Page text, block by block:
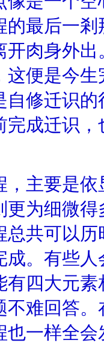
的最后一
开肉身外
这便是今
自修迁识
完成迁识
，主要是
更为细微
总共可以
成。有些
有四大元
不难回答
也一样全